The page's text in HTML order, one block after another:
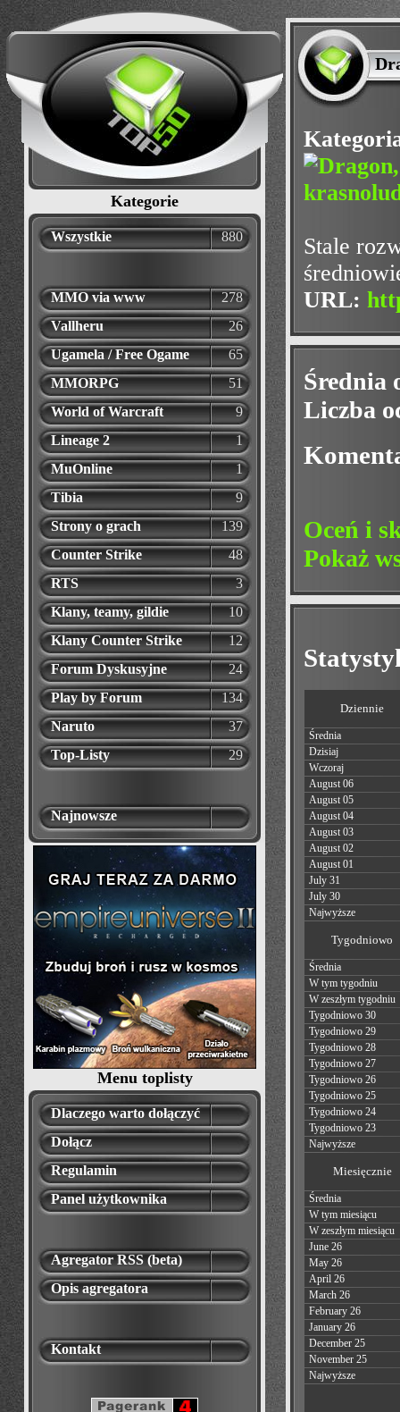
Kategorie
Wszystkie 880
MMO via www
278
Vallheru
26
Ugamela / Free Ogame
65
MMORPG
51
World of Warcraft
9
Lineage 2
1
MuOnline
1
Tibia
9
Strony o grach
139
Counter Strike
48
RTS
3
Klany, teamy, gildie
10
Klany Counter Strike
12
Forum Dyskusyjne
24
Play by Forum
134
Naruto
37
Top-Listy
29
Najnowsze
Menu toplisty
Dlaczego warto dołączyć
Dołącz
Regulamin
Panel użytkownika
Agregator RSS (beta)
Opis agregatora
Kontakt
Stale
URL:
Średnia
Liczba
Oceń i
Pokaż
Dziennie
Średnia
Dzisiaj
Wczoraj
August 06
August 05
August 04
August 03
August 02
August 01
July 31
July 30
Najwyższe
Tygodniowo
Średnia
W tym tygodniu
W zeszłym tygodniu
Tygodniowo 30
Tygodniowo 29
Tygodniowo 28
Tygodniowo 27
Tygodniowo 26
Tygodniowo 25
Tygodniowo 24
Tygodniowo 23
Najwyższe
Miesięcznie
Średnia
W tym miesiącu
W zeszłym miesiącu
June 26
May 26
April 26
March 26
February 26
January 26
December 25
November 25
Najwyższe